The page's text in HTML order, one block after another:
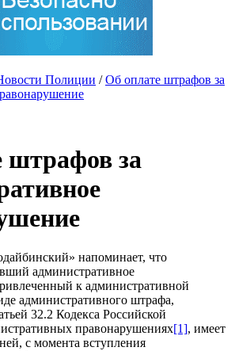
Полиции / Об оплате штрафов за
штрафов за
напоминает, что
административное
к административной
административного штрафа,
32.2 Кодекса Российской
правонарушениях[1], имеет
с момента вступления